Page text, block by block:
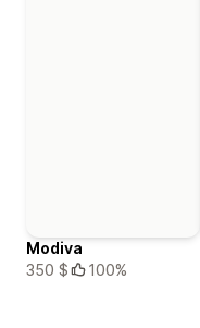
Modiva
350 $
100%